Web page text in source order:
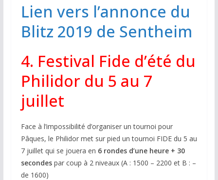
Lien vers l’annonce du
Blitz 2019 de Sentheim
4. Festival Fide d’été du
Philidor du 5 au 7
juillet
Face à l’impossibilité d’organiser un tournoi pour
Pâques, le Philidor met sur pied un tournoi FIDE du 5 au
7 juillet qui se jouera en 6 rondes d’une heure + 30
secondespar coup à 2 niveaux (A : 1500 – 2200 et B : –
de 1600)